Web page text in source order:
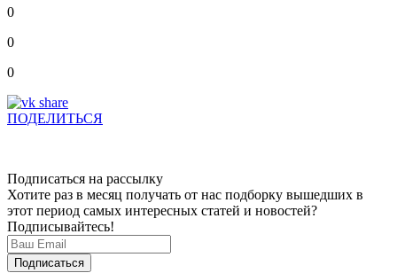
0
0
0
ПОДЕЛИТЬСЯ
Подписаться на рассылку
Хотите раз в месяц получать от нас подборку вышедших в
этот период самых интересных статей и новостей?
Подписывайтесь!